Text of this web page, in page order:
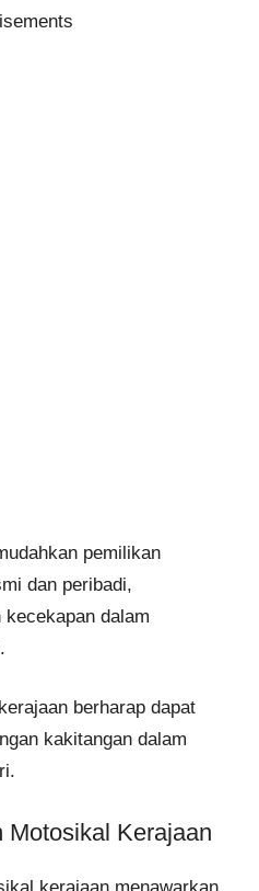
pemilikan
dan peribadi,
dalam
berharap dapat
kakitangan dalam
Motosikal Kerajaan
kerajaan menawarkan